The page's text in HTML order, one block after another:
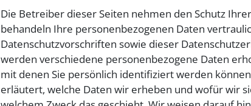
Die Betreiber dieser Seiten nehmen den Schutz
behandeln Ihre personenbezogenen Daten
Datenschutzvorschriften sowie dieser
werden verschiedene personenbezogene Daten
mit denen Sie persönlich identifiziert werden
erläutert, welche Daten wir erheben und wofür wir